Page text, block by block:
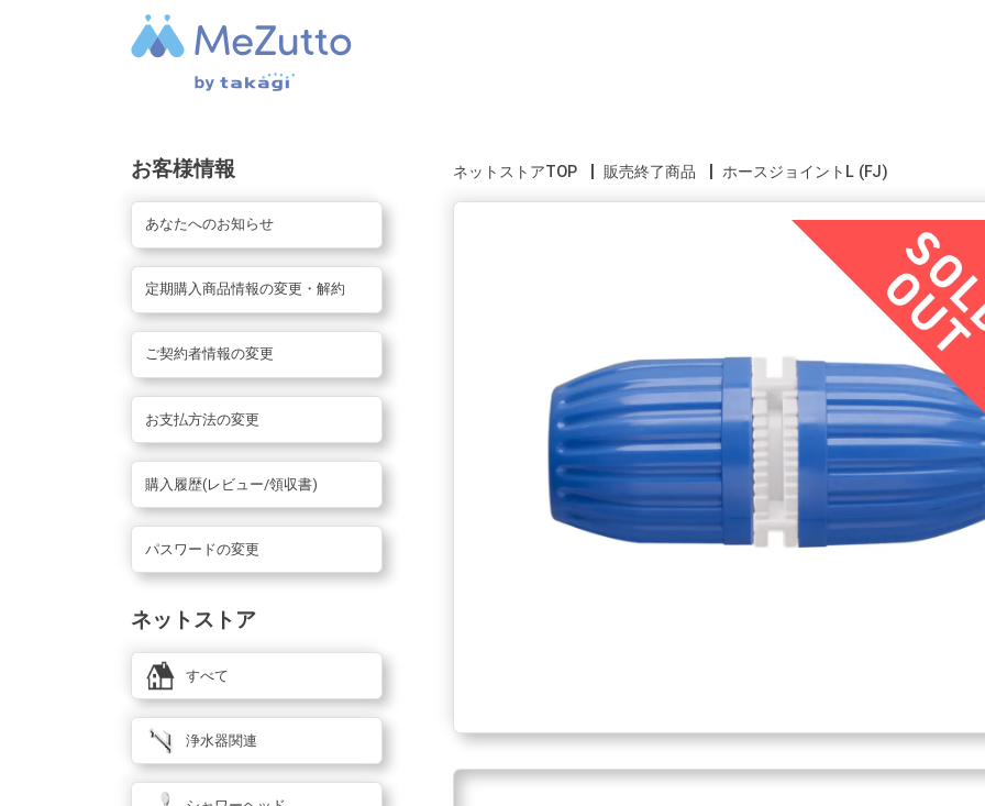
ネットストアTOP 販売終了商品 ホースジョイントL (FJ)
お客様情報
あなたへのお知らせ
定期購入商品情報の変更・解約
ご契約者情報の変更
お支払方法の変更
購入履歴(レビュー/領収書)
パスワードの変更
ネットストア
すべて
浄水器関連